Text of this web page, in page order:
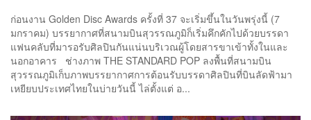
ก่อนงาน Golden Disc Awards ครั้งที่ 37 จะเริ่มขึ้นในวันพรุ่งนี้ (7
มกราคม) บรรยากาศที่สนามบินสุวรรณภูมิก็เริ่มคึกคักไปด้วยบรรดา
แฟนคลับที่มารอรับศิลปินกันแน่นบริเวณผู้โดยสารขาเข้าทั้งในและ
นอกอาคาร ช่างภาพ THE STANDARD POP ลงพื้นที่สนามบิน
สุวรรณภูมิเก็บภาพบรรยากาศการต้อนรับบรรดาศิลปินที่บินลัดฟ้ามา
เหยียบประเทศไทยในบ่ายวันนี้ ไล่ตั้งแต่ อ...